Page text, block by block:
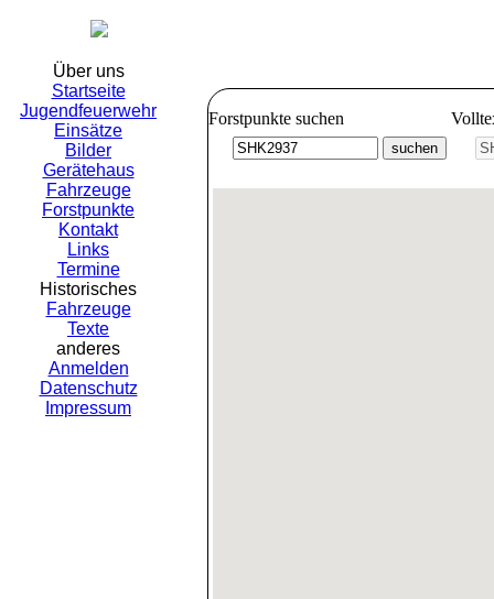
Über uns
Startseite
Jugendfeuerwehr
Einsätze
Bilder
Gerätehaus
Fahrzeuge
Forstpunkte
Kontakt
Links
Termine
Historisches
Fahrzeuge
Texte
anderes
Anmelden
Datenschutz
Impressum
Forstpunkte suchen